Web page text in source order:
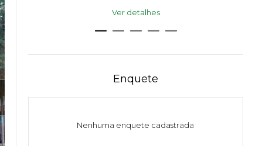
Ver detalhes
Enquete
Nenhuma enquete cadastrada